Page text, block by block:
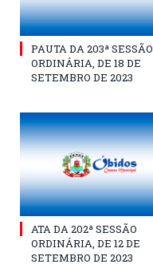
PAUTA DA 203ª SESSÃO
ORDINÁRIA, DE 18 DE
SETEMBRO DE 2023
ATA DA 202ª SESSÃO
ORDINÁRIA, DE 12 DE
SETEMBRO DE 2023